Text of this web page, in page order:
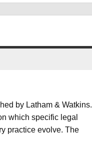
by Latham & Watkins.
which specific legal
practice evolve. The